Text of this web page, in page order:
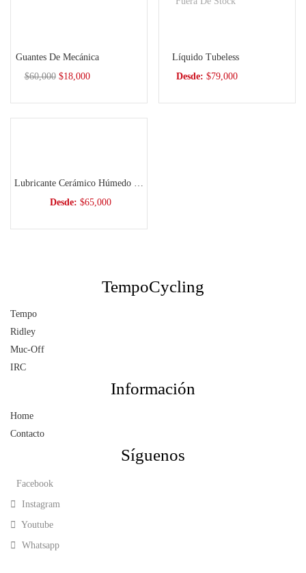
Guantes De Mecánica
$60,000 $18,000
Líquido Tubeless
Desde: $79,000
Lubricante Cerámico Húmedo C3
Desde: $65,000
TempoCycling
Tempo
Ridley
Muc-Off
IRC
Información
Home
Contacto
Síguenos
Facebook
Instagram
Youtube
Whatsapp